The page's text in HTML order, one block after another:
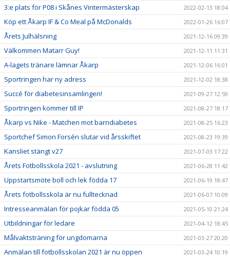
3:e plats för P08 i Skånes Vintermästerskap 2022-02-13 18:04
Köp ett Åkarp IF & Co Meal på McDonalds 2022-01-26 16:07
Årets Julhälsning 2021-12-16 09:39
Välkommen Matarr Guy! 2021-12-11 11:31
A-lagets tränare lämnar Åkarp 2021-12-06 16:01
Sportringen har ny adress 2021-12-02 18:38
Succé för diabetesinsamlingen! 2021-09-27 12:59
Sportringen kommer till IP 2021-08-27 18:17
Åkarp vs Nike - Matchen mot barndiabetes 2021-08-25 16:23
Sportchef Simon Forsén slutar vid årsskiftet 2021-08-23 19:39
Kansliet stängt v27 2021-07-03 17:22
Årets Fotbollsskola 2021 - avslutning 2021-06-28 11:42
Uppstartsmöte boll och lek födda 17 2021-06-19 18:47
Årets fotbollsskola är nu fulltecknad 2021-06-07 10:09
Intresseanmälan för pojkar födda 05 2021-05-10 21:24
Utbildningar för ledare 2021-04-12 18:45
Målvaktsträning för ungdomarna 2021-03-27 20:20
Anmälan till fotbollsskolan 2021 är nu öppen 2021-03-24 10:19